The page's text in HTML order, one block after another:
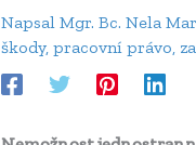
Napsal Mgr. Bc. Nela
škody, pracovní právo